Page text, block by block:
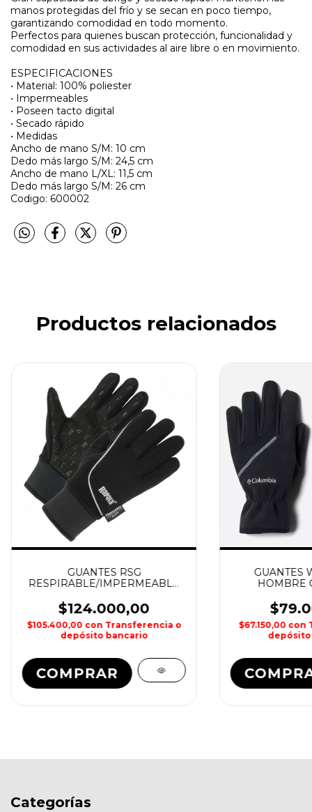
manos protegidas del frío y se secan en poco tiempo,
garantizando comodidad en todo momento.
Perfectos para quienes buscan protección, funcionalidad y
comodidad en sus actividades al aire libre o en movimiento.
ESPECIFICACIONES
• Material: 100% poliester
• Impermeables
• Poseen tacto digital
• Secado rápido
• Medidas
Ancho de mano S/M: 10 cm
Dedo más largo S/M: 24,5 cm
Ancho de mano L/XL: 11,5 cm
Dedo más largo S/M: 26 cm
Codigo: 600002
Productos relacionados
GUANTES RSG
RESPIRABLE/IMPERMEABLE
$124.000,00
$105.400,00 con Transferencia o
depósito bancario
COMPRAR
GUANTES
HOMBRE
$67.150,00 con
Categorías